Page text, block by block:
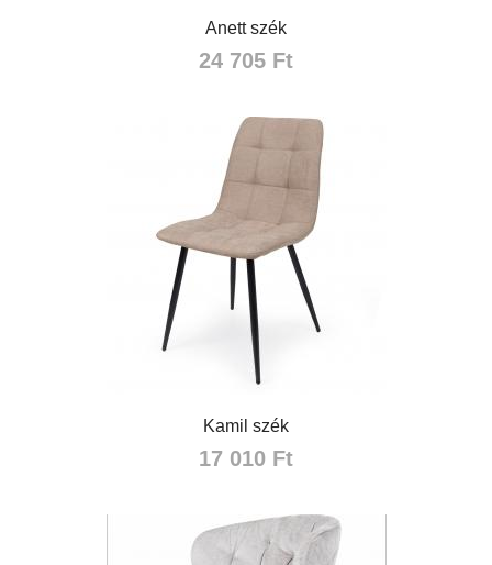
Anett szék
24 705 Ft
Kamil szék
17 010 Ft